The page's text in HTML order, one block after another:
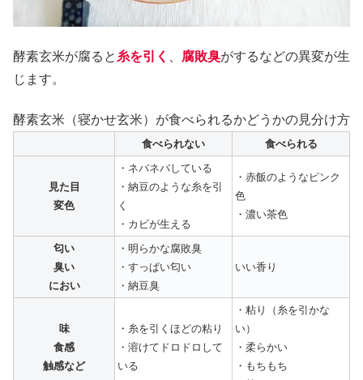
酵素玄米が腐ると 糸を引く 腐敗臭がするなどの異変が生
じます。
酵素玄米（寝かせ玄米）が食べられるかどうかの見分け方
食べられない 食べられる
見た目
変色
・ネバネバしている
・納豆のような糸を引
く
・カビが生える
・赤飯のようなピンク
色
・濃い茶色
匂い
臭い
におい
・明らかな腐敗臭
・すっぱい匂い
・納豆臭
いい香り
味
食感
触感など
・糸を引くほどの粘り
・溶けてドロドロして
いる
・粘り（糸を引かな
い）
・柔らかい
・もちもち